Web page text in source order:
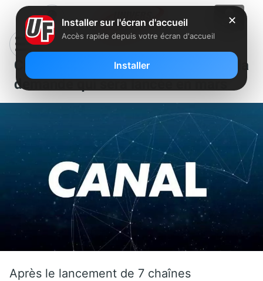
Ciné+ 80’s, une nouvelle chaîne à la
demande qui sera lancée en mars
Après le lancement de 7 chaînes
✕
Installer sur l'écran d'accueil
Accès rapide depuis votre écran d'accueil
Installer